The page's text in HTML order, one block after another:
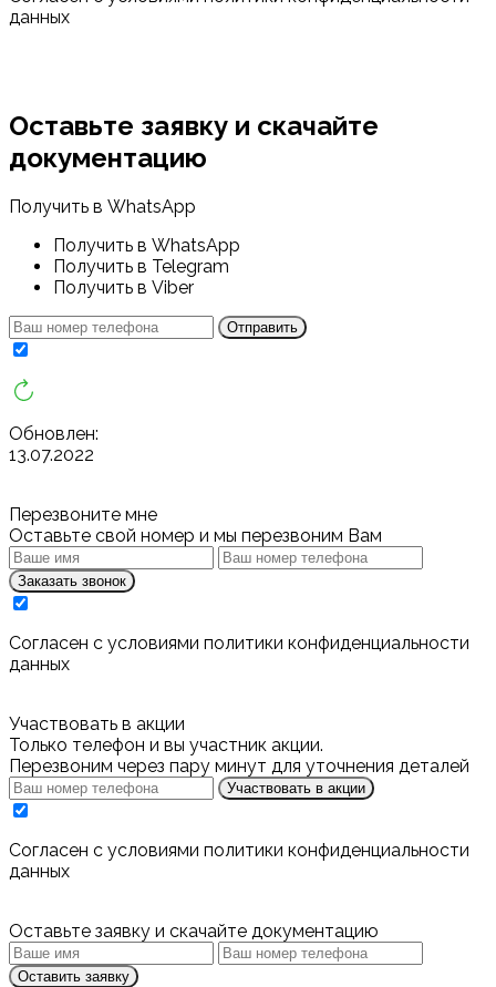
данных
Оставьте заявку и скачайте
документацию
Получить в WhatsApp
Получить в WhatsApp
Получить в Telegram
Получить в Viber
Отправить
Обновлен:
13.07.2022
Перезвоните мне
Оставьте свой номер и мы перезвоним Вам
Заказать звонок
Cогласен с условиями политики конфиденциальности
данных
Участвовать в акции
Только телефон и вы участник акции.
Перезвоним через пару минут для уточнения деталей
Участвовать в акции
Cогласен с условиями политики конфиденциальности
данных
Оставьте заявку и скачайте документацию
Оставить заявку